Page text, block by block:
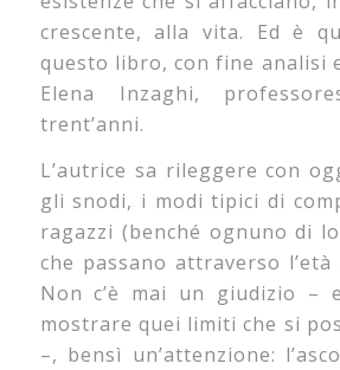
crescente, alla vita. Ed è
questo libro, con fine analisi
Elena Inzaghi,
trent’anni.
L’autrice sa rileggere con
gli snodi, i modi tipici di
ragazzi (benché ognuno di
che passano attraverso l’età
Non c’è mai un giudizio –
mostrare quei limiti che si
–, bensì un’attenzione: